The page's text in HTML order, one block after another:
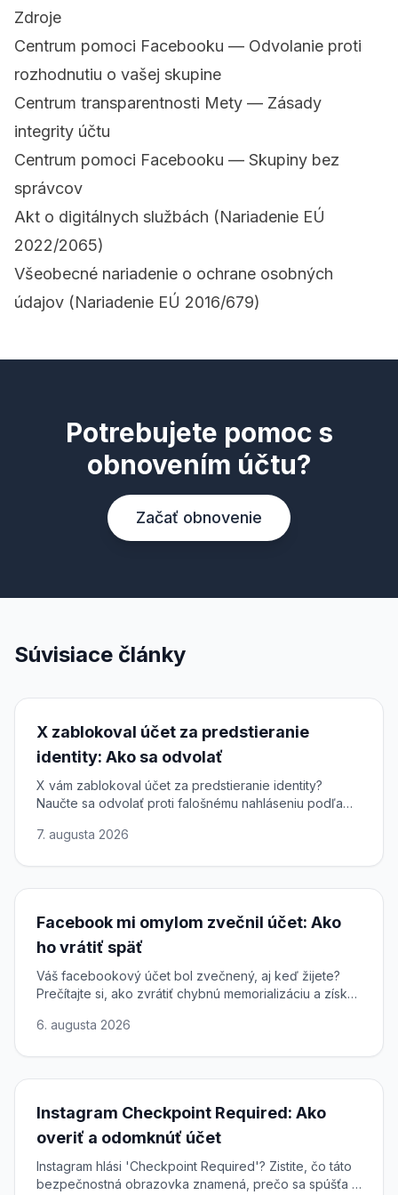
Zdroje
Centrum pomoci Facebooku — Odvolanie proti
rozhodnutiu o vašej skupine
Centrum transparentnosti Mety — Zásady
integrity účtu
Centrum pomoci Facebooku — Skupiny bez
správcov
Akt o digitálnych službách (Nariadenie EÚ
2022/2065)
Všeobecné nariadenie o ochrane osobných
údajov (Nariadenie EÚ 2016/679)
Potrebujete pomoc s
obnovením účtu?
Začať obnovenie
Súvisiace články
X zablokoval účet za predstieranie
identity: Ako sa odvolať
X vám zablokoval účet za predstieranie identity?
Naučte sa odvolať proti falošnému nahláseniu podľa
7. augusta 2026
Facebook mi omylom zvečnil účet: Ako
ho vrátiť späť
Váš facebookový účet bol zvečnený, aj keď žijete?
Prečítajte si, ako zvrátiť chybnú memorializáciu a získať
6. augusta 2026
Instagram Checkpoint Required: Ako
overiť a odomknúť účet
Instagram hlási 'Checkpoint Required'? Zistite, čo táto
bezpečnostná obrazovka znamená, prečo sa spúšťa a